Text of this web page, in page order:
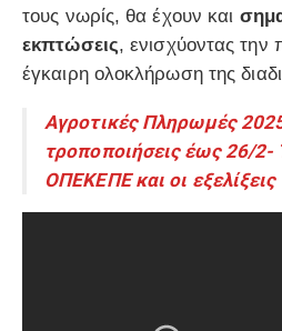
τους νωρίς, θα έχουν και
εκπτώσεις, ενισχύοντας την
έγκαιρη ολοκλήρωση της
Αγροτικές Πληρωμές
τροποποιήσεις έως 26/2-
ΟΠΕΚΕΠΕ και οι